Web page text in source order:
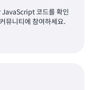
코드를 확인
뮤니티에 참여하세요.